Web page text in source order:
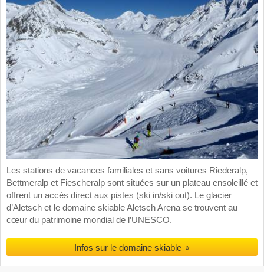
Les stations de vacances familiales et sans voitures Riederalp,
Bettmeralp et Fiescheralp sont situées sur un plateau ensoleillé et
offrent un accès direct aux pistes (ski in/ski out). Le glacier
d’Aletsch et le domaine skiable Aletsch Arena se trouvent au
cœur du patrimoine mondial de l’UNESCO.
Infos sur le domaine skiable